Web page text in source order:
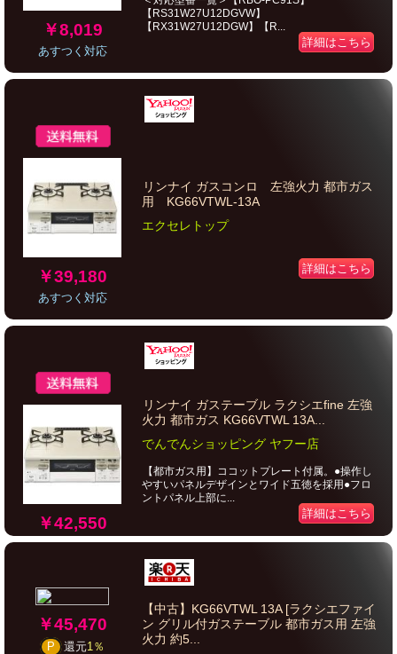
￥8,019
あすつく対応
【RS31W27U12DGVW】
【RX31W27U12DGW】【R...
詳細はこちら
￥39,180
あすつく対応
リンナイ ガスコンロ 左強火力 都市ガス
用 KG66VTWL-13A
エクセレトップ
詳細はこちら
￥42,550
リンナイ ガステーブル ラクシエfine 左強
火力 都市ガス KG66VTWL 13A...
でんでんショッピング ヤフー店
【都市ガス用】ココットプレート付属。●操作し
やすいパネルデザインとワイド五徳を採用●フロ
ントパネル上部に...
詳細はこちら
￥45,470
P 還元1％
【中古】KG66VTWL 13A [ラクシエファイ
ン グリル付ガステーブル 都市ガス用 左強
火力 約5...